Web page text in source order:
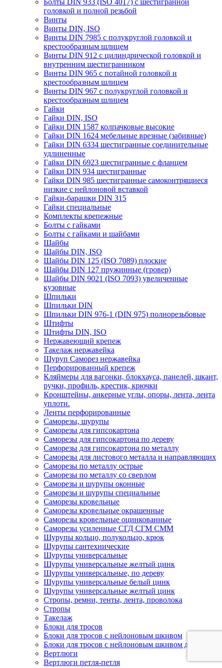
Болты DIN 933 (ISO 4017) с шестигранной
головкой и полной резьбой
Винты
Винты DIN, ISO
Винты DIN 7985 с полукруглой головкой и
крестообразным шлицем
Винты DIN 912 с цилиндрической головкой и
внутренним шестигранником
Винты DIN 965 с потайной головкой и
крестообразным шлицем
Винты DIN 967 с полукруглой головкой и
крестообразным шлицем
Гайки
Гайки DIN, ISO
Гайки DIN 1587 колпачковые высокие
Гайки DIN 1624 мебельные врезные (забивные)
Гайки DIN 6334 шестигранные соединительные
удлиненные
Гайки DIN 6923 шестигранные с фланцем
Гайки DIN 934 шестигранные
Гайки DIN 985 шестигранные самоконтрящиеся
низкие с нейлоновой вставкой
Гайки-барашки DIN 315
Гайки специальные
Комплекты крепежные
Болты с гайками
Болты с гайками и шайбами
Шайбы
Шайбы DIN, ISO
Шайбы DIN 125 (ISO 7089) плоские
Шайбы DIN 127 пружинные (гровер)
Шайбы DIN 9021 (ISO 7093) увеличенные
кузовные
Шпильки
Шпильки DIN
Шпильки DIN 976-1 (DIN 975) полнорезьбовые
Штифты
Штифты DIN, ISO
Нержавеющий крепеж
Такелаж нержавейка
Шуруп Саморез нержавейка
Перфорированный крепеж
Кляймеры для вагонки, блокхауса, панелей, шкант,
ручки, профиль, крестик, крючки
Кронштейны, анкерные углы, опоры, лента, лента
уплотн.
Ленты перфорированные
Саморезы, шурупы
Саморезы для гипсокартона
Саморезы для гипсокартона по дереву
Саморезы для гипсокартона по металлу
Саморезы для листового металла и направляющих
Саморезы по металлу острые
Саморезы по металлу со сверлом
Саморезы и шурупы оконные
Саморезы и шурупы специальные
Саморезы кровельные
Саморезы кровельные окрашенные
Саморезы кровельные оцинкованные
Саморезы усиленные СГД СГМ СММ
Шурупы кольцо, полукольцо, крюк
Шурупы сантехнические
Шурупы универсальные
Шурупы универсальные желтый цинк
Шурупы универсальные, по дереву
Шурупы универсальные белый цинк
Шурупы универсальные желтый цинк
Стропы, ремни, тенты, лента, проволока
Стропы
Такелаж
Блоки для тросов
Блоки для тросов с нейлоновым шкивом
Блоки для тросов с нейлоновым шкивом двойные
Вертлюги
Вертлюги петля-петля